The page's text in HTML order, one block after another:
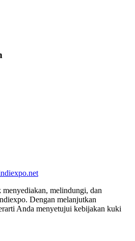
melindungi, dan
Dengan melanjutkan
Anda menyetujui kebijakan kuki